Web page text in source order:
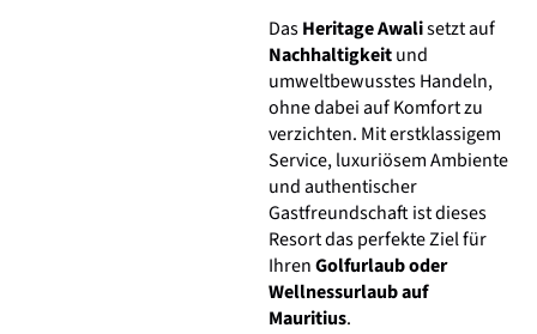
DasHeritage Awalisetzt auf
Nachhaltigkeitund
umweltbewusstes Handeln,
ohne dabei auf Komfort zu
verzichten. Mit erstklassigem
Service, luxuriösem Ambiente
und authentischer
Gastfreundschaft ist dieses
Resort das perfekte Ziel für
IhrenGolfurlaub oder
Wellnessurlaub auf
Mauritius.